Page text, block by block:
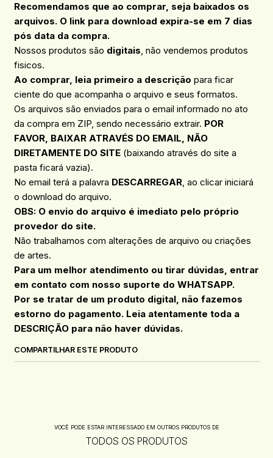
Recomendamos que ao comprar, seja baixados os
arquivos. O link para download expira-se em 7 dias
pós data da compra.
Nossos produtos são digitais, não vendemos produtos
fisicos.
Ao comprar, leia primeiro a descrição para ficar
ciente do que acompanha o arquivo e seus formatos.
Os arquivos são enviados para o email informado no ato
da compra em ZIP, sendo necessário extrair. POR
FAVOR, BAIXAR ATRAVÉS DO EMAIL, NÃO
DIRETAMENTE DO SITE(baixando através do site a
pasta ficará vazia).
No email terá a palavra DESCARREGAR, ao clicar iniciará
o download do arquivo.
OBS: O envio do arquivo é imediato pelo próprio
provedor do site.
Não trabalhamos com alterações de arquivo ou criações
de artes.
Para um melhor atendimento ou tirar dúvidas, entrar
em contato com nosso suporte do WHATSAPP.
Por se tratar de um produto digital, não fazemos
estorno do pagamento. Leia atentamente toda a
DESCRIÇÃO para não haver dúvidas.
COMPARTILHAR ESTE PRODUTO
VOCÊ PODE ESTAR INTERESSADO EM OUTROS PRODUTOS DE
TODOS OS PRODUTOS